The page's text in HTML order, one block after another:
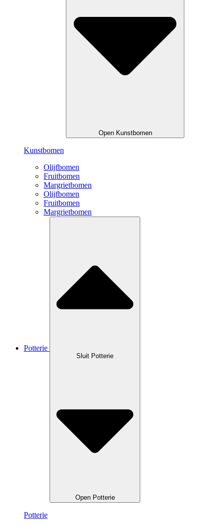
Open Kunstbomen
Kunstbomen
Olijfbomen
Fruitbomen
Margrietbomen
Olijfbomen
Fruitbomen
Margrietbomen
Potterie
Sluit Potterie
Open Potterie
Potterie